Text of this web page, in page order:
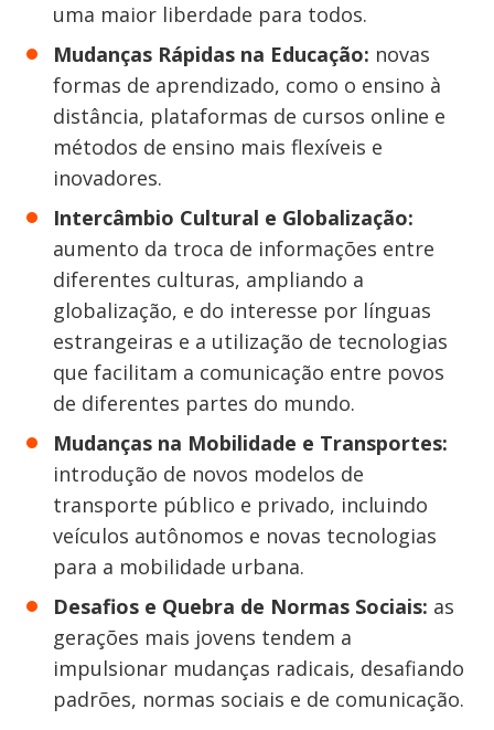
uma maior liberdade para todos.
Mudanças Rápidas na Educação: novas
formas de aprendizado, como o ensino à
distância, plataformas de cursos online e
métodos de ensino mais flexíveis e
inovadores.
Intercâmbio Cultural e Globalização:
aumento da troca de informações entre
diferentes culturas, ampliando a
globalização, e do interesse por línguas
estrangeiras e a utilização de tecnologias
que facilitam a comunicação entre povos
de diferentes partes do mundo.
Mudanças na Mobilidade e Transportes:
introdução de novos modelos de
transporte público e privado, incluindo
veículos autônomos e novas tecnologias
para a mobilidade urbana.
Desafios e Quebra de Normas Sociais: as
gerações mais jovens tendem a
impulsionar mudanças radicais, desafiando
padrões, normas sociais e de comunicação.